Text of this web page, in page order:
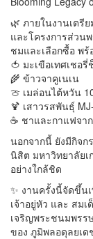
🌿 ภายในงานเตรี
และโครงการส่วน
ชมและเลือกซื้อ พ
🍅 มะเขือเทศเชอ
🌾 ข้าวจาคูเนเน
🍈 เมล่อนไต้หวัน
🍹 เสาวรสพันธุ์
☕ ชาและกาแฟจา
นอกจากนี้ ยังมีกิจก
นิสิต มหาวิทยาลัย
อย่างใกล้ชิด
✨ งานครั้งนี้จัดขึ้น
เจ้าอยู่หัว และ สม
เจริญพระชนมพรร
ของ ภูมิพลอดุลยเด